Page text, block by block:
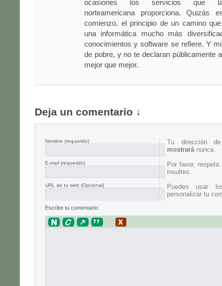
ocasiones los servicios que la
norteamericana proporciona. Quizás
comienzo, el principio de un camino
una informática mucho más
conocimientos y software se refiere. Y
de pobre, y no te declaran públicamente
mejor que mejor.
Deja un comentario ↓
Nombre (requerido)
E-mail (requerido)
URL de tu web (Opcional)
Tu dirección
mostrará nunca.
Por favor,
insultes.
Puedes usar
personalizar tu
Escribe tu comentario: